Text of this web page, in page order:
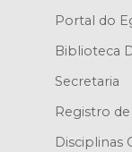
Portal do
Biblioteca
Secretaria
Registro
Disciplinas